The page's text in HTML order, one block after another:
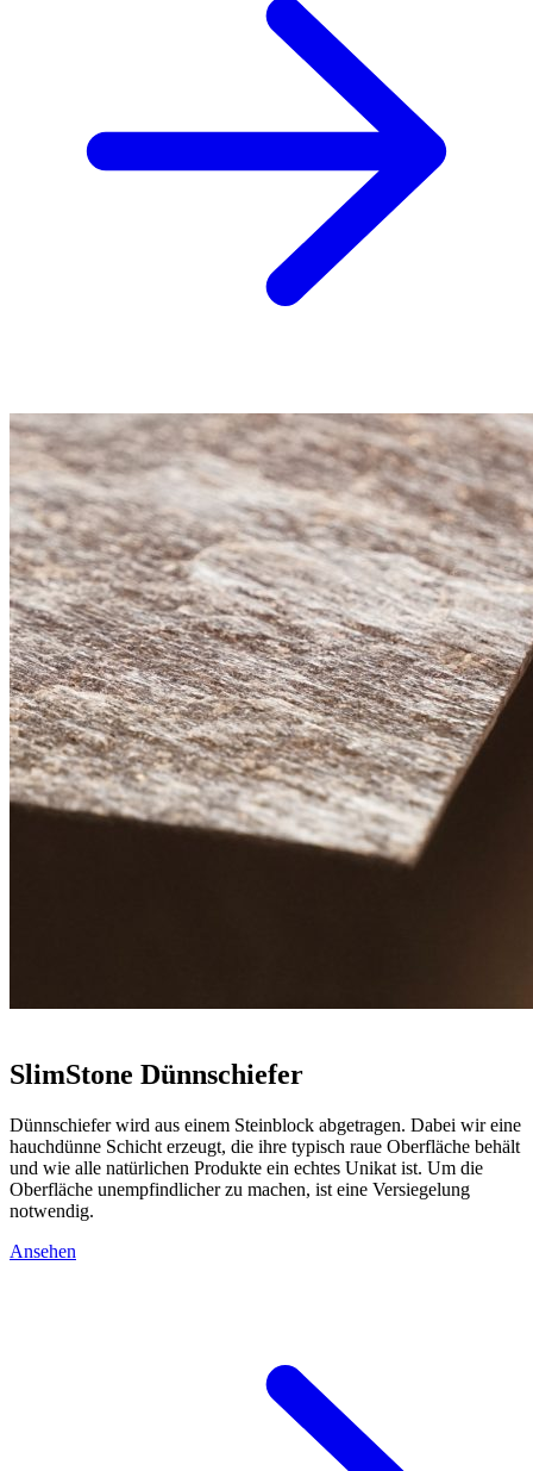
SlimStone Dünnschiefer
Dünnschiefer wird aus einem Steinblock abgetragen. Dabei wir eine
hauchdünne Schicht erzeugt, die ihre typisch raue Oberfläche behält
und wie alle natürlichen Produkte ein echtes Unikat ist. Um die
Oberfläche unempfindlicher zu machen, ist eine Versiegelung
notwendig.
Ansehen